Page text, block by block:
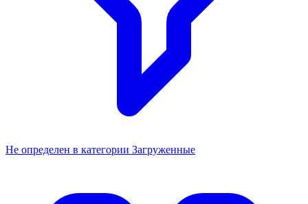
Не определен в категории Загруженные